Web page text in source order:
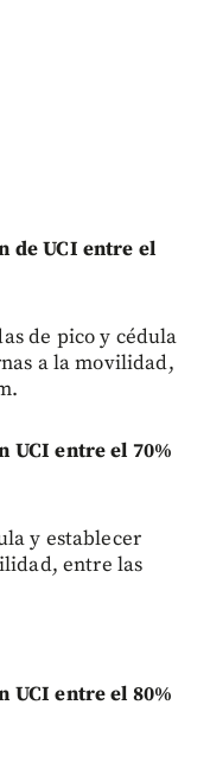
de UCI entre el
de pico y cédula
a la movilidad,
UCI entre el 70%
y establecer
entre las
UCI entre el 80%